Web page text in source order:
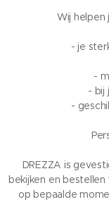
Wij helpen
- je
-
- bij
-
DREZZA is
bekijken en
op bepaalde